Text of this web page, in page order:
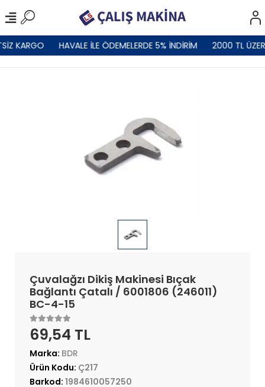
KARGO HAVALE İLE ÖDEMELERDE 5% İNDİRİM 2000 TL
Çuvalağzı Dikiş Makinesi Bıçak
Bağlantı Çatalı / 6001806 (246011)
BC-4-15
69,54 TL
Marka: BDR
Ürün Kodu: Ç217
Barkod: 1984610057250